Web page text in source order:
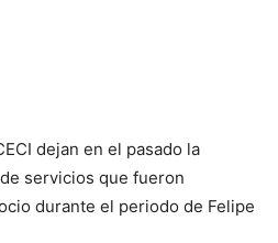
dejan en el pasado la
servicios que fueron
durante el periodo de Felipe